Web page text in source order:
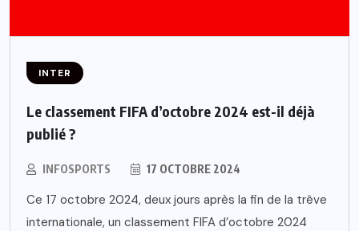
INTER
Le classement FIFA d’octobre 2024 est-il déjà
publié ?
INFOSPORTS 17 OCTOBRE 2024
Ce 17 octobre 2024, deux jours après la fin de la trêve
internationale, un classement FIFA d’octobre 2024